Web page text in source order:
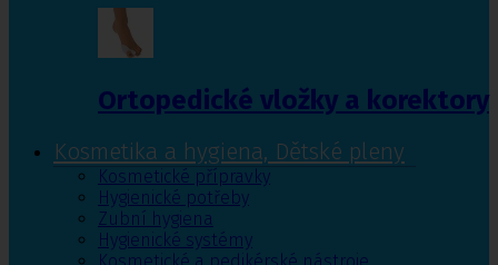
Ortopedické vložky a korektory
Kosmetika a hygiena, Dětské pleny
Kosmetické přípravky
Hygienické potřeby
Zubní hygiena
Hygienické systémy
Kosmetické a pedikérské nástroje